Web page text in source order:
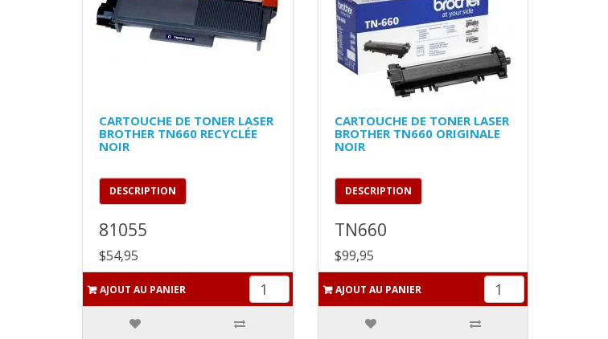
CARTOUCHE DE TONER LASER
BROTHER TN660 RECYCLÉE
NOIR
DESCRIPTION
81055
$54,95
AJOUT AU PANIER
CARTOUCHE DE TONER LASER
BROTHER TN660 ORIGINALE
NOIR
DESCRIPTION
TN660
$99,95
AJOUT AU PANIER